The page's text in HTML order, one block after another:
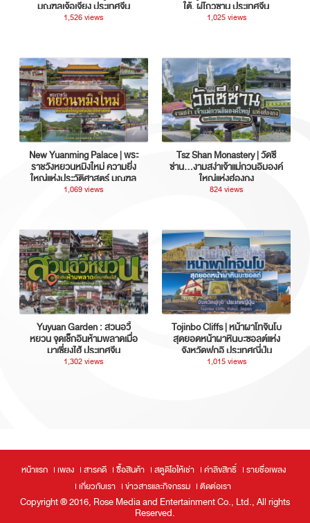
มณฑลเจ้อเจียง ประเทศจีน
1,526 views
ใต้, ผู่โถวซาน ประเทศจีน
1,025 views
New Yuanming Palace | พระ
ราชวังหยวนหมิงใหม่ ความยิ่ง
ใหญ่แห่งประวัติศาสตร์ มณฑล
กวางตุ้ง ประเทศจีน
1,069 views
Tsz Shan Monastery | วัดซี
ซ่าน…งามสง่าเจ้าแม่กวนอิมองค์
ใหญ่แห่งฮ่องกง
824 views
Yuyuan Garden : สวนอวี้
หยวน จุดเช็กอินห้ามพลาดเมื่อ
มาเซี่ยงไฮ้ ประเทศจีน
1,302 views
Tojinbo Cliffs | หน้าผาโทจินโบ
สุดยอดหน้าผาหินบะซอลต์แห่ง
จังหวัดฟุกุอิ ประเทศญี่ปุ่น
1,015 views
หน้าแรก เพลง สารคดี ซื้อสินค้า สตูดิโอให้เช่า ค่าลิขสิทธิ์
รายชื่อเพลง
เกี่ยวกับเรา
ข่าวสารและกิจกรรม ติดต่อเรา
Copyright ® 2016, Rose Media and Entertainment Co., Ltd., All rights
Reserved.